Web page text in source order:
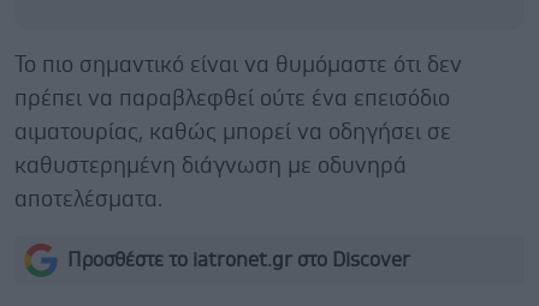
Το πιο σημαντικό είναι να θυμόμαστε ότι δεν
πρέπει να παραβλεφθεί ούτε ένα επεισόδιο
αιματουρίας, καθώς μπορεί να οδηγήσει σε
καθυστερημένη διάγνωση με οδυνηρά
αποτελέσματα.
Προσθέστε το iatronet.gr στο Discover